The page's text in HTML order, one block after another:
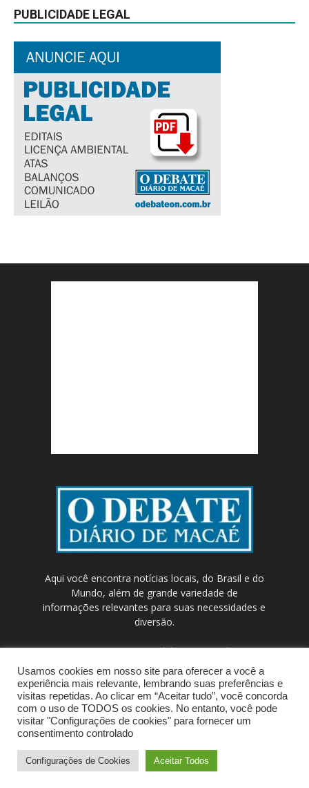
PUBLICIDADE LEGAL
Aqui você encontra notícias locais, do Brasil e do
Mundo, além de grande variedade de
informações relevantes para suas necessidades e
diversão.
Contato:contato@odebateon.com.br /
comercia@odebateon.com.br
© Portal de Notícias ODEBATEON
Usamos cookies em nosso site para oferecer a você a
experiência mais relevante, lembrando suas preferências e
visitas repetidas. Ao clicar em “Aceitar tudo”, você concorda
com o uso de TODOS os cookies. No entanto, você pode
visitar "Configurações de cookies" para fornecer um
consentimento controlado
Configurações de Cookies Aceitar Todos